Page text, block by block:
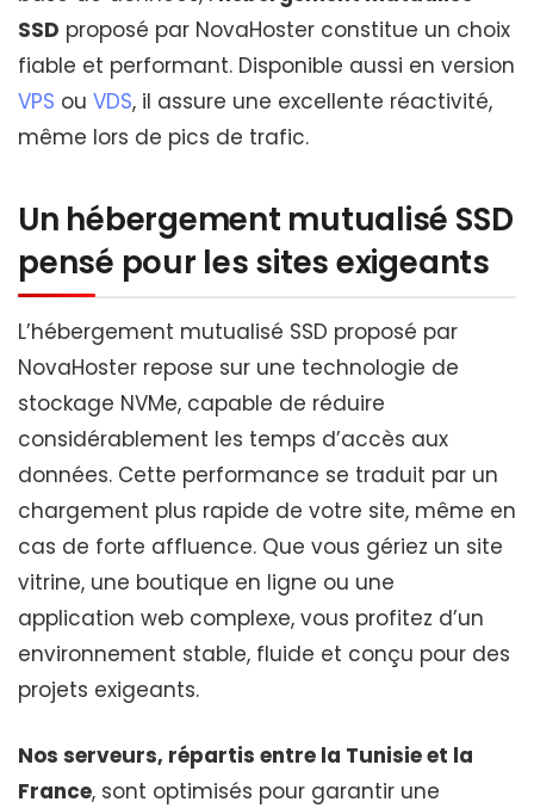
SSD proposé par NovaHoster constitue un choix
fiable et performant. Disponible aussi en version
VPS ou VDS, il assure une excellente réactivité,
même lors de pics de trafic.
Un hébergement mutualisé SSD
pensé pour les sites exigeants
L’hébergement mutualisé SSD proposé par
NovaHoster repose sur une technologie de
stockage NVMe, capable de réduire
considérablement les temps d’accès aux
données. Cette performance se traduit par un
chargement plus rapide de votre site, même en
cas de forte affluence. Que vous gériez un site
vitrine, une boutique en ligne ou une
application web complexe, vous profitez d’un
environnement stable, fluide et conçu pour des
projets exigeants.
Nos serveurs, répartis entre la Tunisie et la
France, sont optimisés pour garantir une